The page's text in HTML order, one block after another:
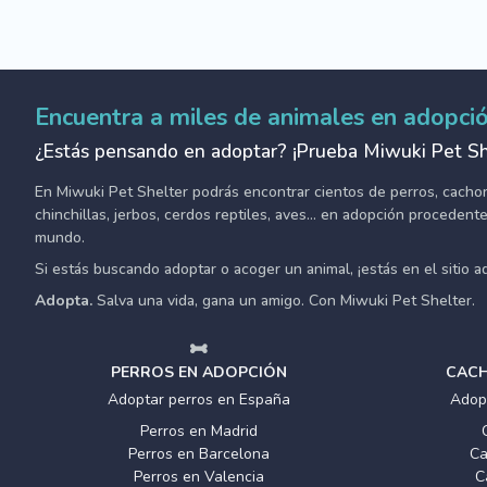
Encuentra a miles de animales en
¿Estás pensando en adoptar? ¡Prueba Miwuki Pet
En Miwuki Pet Shelter podrás encontrar cientos de perros,
chinchillas, jerbos, cerdos reptiles, aves... en adopción
mundo.
Si estás buscando adoptar o acoger un animal, ¡estás en el sitio
Adopta. Salva una vida, gana un amigo. Con Miwuki Pet Shelter.
PERROS EN ADOPCIÓN
Adoptar perros en España
Perros en Madrid
Perros en Barcelona
Perros en Valencia